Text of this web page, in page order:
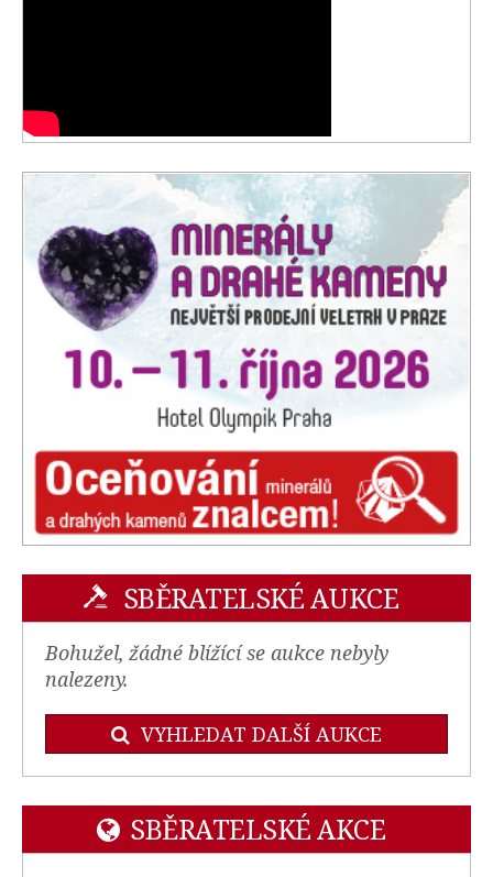
SBĚRATELSKÉ AUKCE
Bohužel, žádné blížící se aukce nebyly
nalezeny.
VYHLEDAT DALŠÍ AUKCE
SBĚRATELSKÉ AKCE